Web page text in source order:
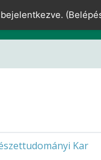
(
Kar